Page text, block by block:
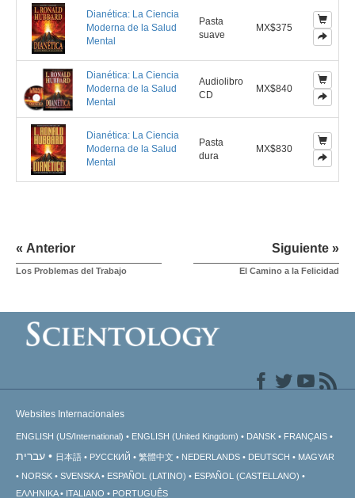
Dianética: La Ciencia
Moderna de la Salud
Mental
Pasta
suave
MX$375
Dianética: La Ciencia
Moderna de la Salud
Mental
Audiolibro
CD
MX$840
Dianética: La Ciencia
Moderna de la Salud
Mental
Pasta
dura
MX$830
« Anterior
Los Problemas del Trabajo
Siguiente »
El Camino a la Felicidad
Websites Internacionales
ENGLISH (US/International) ENGLISH (United Kingdom) DANSK FRANÇAIS
עברית 日本語 РУССКИЙ 繁體中文 NEDERLANDS DEUTSCH
MAGYAR
NORSK
SVENSKA ESPAÑOL (LATINO)
ESPAÑOL (CASTELLANO)
ΕΛΛΗΝΙΚA
ITALIANO PORTUGUÊS